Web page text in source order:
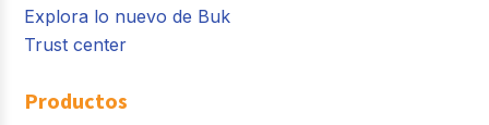
Explora lo nuevo de Buk
Trust center
Productos